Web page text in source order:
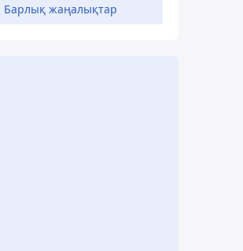
Барлық жаңалықтар